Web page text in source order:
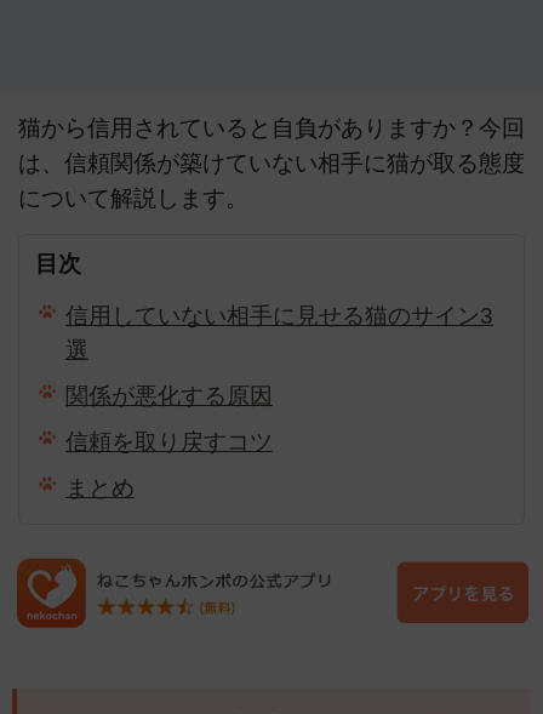
猫から信用されていると自負がありますか？今回
は、信頼関係が築けていない相手に猫が取る態度
について解説します。
目次
信用していない相手に見せる猫のサイン3
選
関係が悪化する原因
信頼を取り戻すコツ
まとめ